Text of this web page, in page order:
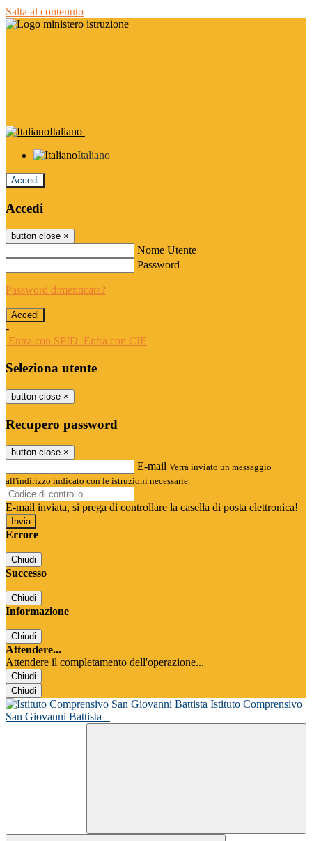
Salta al contenuto
Italiano
Italiano
Accedi
Accedi
button close ×
Nome Utente
Password
Password dimenticata?
-
Entra con SPID Entra con CIE
Seleziona utente
button close ×
Recupero password
button close ×
E-mail Verrà inviato un messaggio
all'indirizzo indicato con le istruzioni necessarie.
E-mail inviata, si prega di controllare la casella di posta elettronica!
Errore
Chiudi
Successo
Chiudi
Informazione
Chiudi
Attendere...
Attendere il completamento dell'operazione...
Chiudi
Chiudi
Istituto Comprensivo
San Giovanni Battista